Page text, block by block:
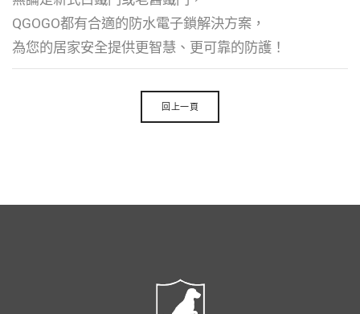
QGOGO都有合適的防水電子鎖解決方案，
為您的居家安全提供更智慧、更可靠的防護！
回上一頁